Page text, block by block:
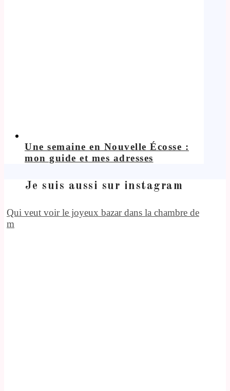
Une semaine en Nouvelle Écosse :
mon guide et mes adresses
Je suis aussi sur instagram
Qui veut voir le joyeux bazar dans la chambre de
m